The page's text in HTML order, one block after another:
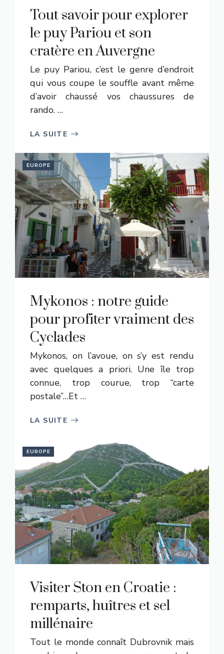
Tout savoir pour explorer
le puy Pariou et son
cratère en Auvergne
Le puy Pariou, c’est le genre d’endroit
qui vous coupe le souffle avant même
d’avoir chaussé vos chaussures de
rando. …
LA SUITE
EUROPE
Mykonos : notre guide
pour profiter vraiment des
Cyclades
Mykonos, on l’avoue, on s’y est rendu
avec quelques a priori. Une île trop
connue, trop courue, trop “carte
postale”…Et …
LA SUITE
EUROPE
Visiter Ston en Croatie :
remparts, huîtres et sel
millénaire
Tout le monde connaît Dubrovnik mais